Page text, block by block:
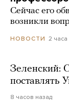
Сейчас его
возникли
НОВОСТИ 2 часа
Зеленский:
поставлять
8 часов назад